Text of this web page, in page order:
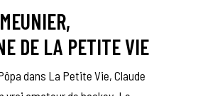
DE LA PETITE VIE
dans La Petite Vie, Claude